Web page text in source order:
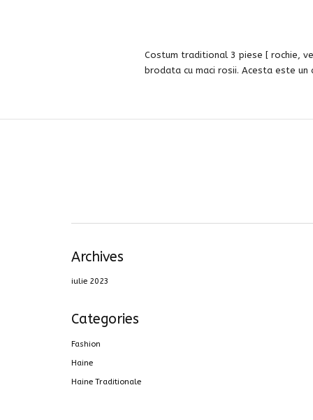
Costum traditional 3 piese [ rochie,
brodata cu maci rosii. Acesta este
Archives
iulie 2023
Categories
Fashion
Haine
Haine Traditionale